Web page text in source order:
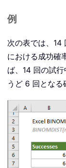
例
次の表では、14
における成功確
ば、14 回の試
うど 6 回となる